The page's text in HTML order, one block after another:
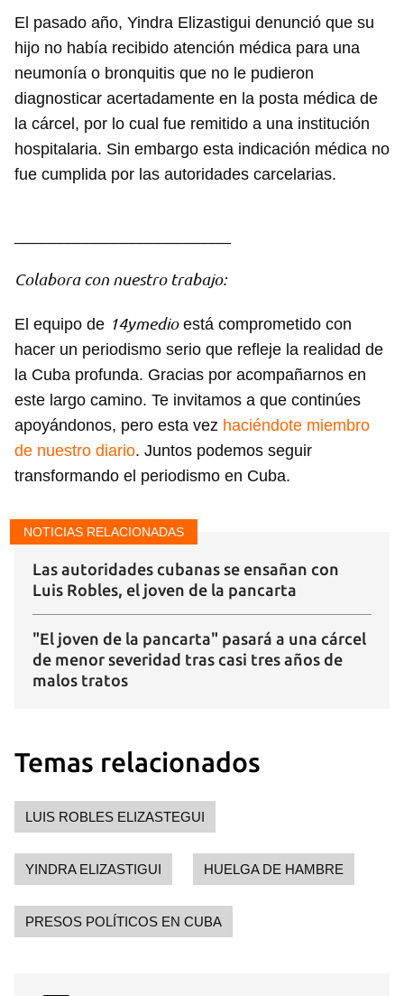
Guardar como favorito
Para poder guardar como favorito, primero has de
iniciar sesión con tu cuenta de 14ymedio.
INICIAR SESIÓN CANCELAR
El pasado año, Yindra Elizastigui denunció que su
hijo no había recibido atención médica para una
neumonía o bronquitis que no le pudieron
diagnosticar acertadamente en la posta médica de
la cárcel, por lo cual fue remitido a una institución
hospitalaria. Sin embargo esta indicación médica no
fue cumplida por las autoridades carcelarias.
Colabora con nuestro trabajo:
El equipo de 14ymedioestá comprometido con
hacer un periodismo serio que refleje la realidad de
la Cuba profunda. Gracias por acompañarnos en
este largo camino. Te invitamos a que continúes
apoyándonos, pero esta vez haciéndote miembro
de nuestro diario. Juntos podemos seguir
transformando el periodismo en Cuba.
NOTICIAS RELACIONADAS
Las autoridades cubanas se ensañan con
Luis Robles, el joven de la pancarta
"El joven de la pancarta" pasará a una cárcel
de menor severidad tras casi tres años de
malos tratos
Temas relacionados
LUIS ROBLES ELIZASTEGUI
YINDRA ELIZASTIGUI HUELGA DE HAMBRE
PRESOS POLÍTICOS EN CUBA